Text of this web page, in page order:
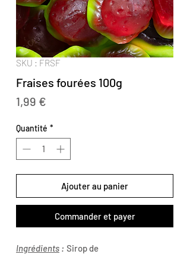
SKU : FRSF
Fraises fourées 100g
1,99 €
Quantité *
Ajouter au panier
Commander et payer
Ingrédients : Sirop de